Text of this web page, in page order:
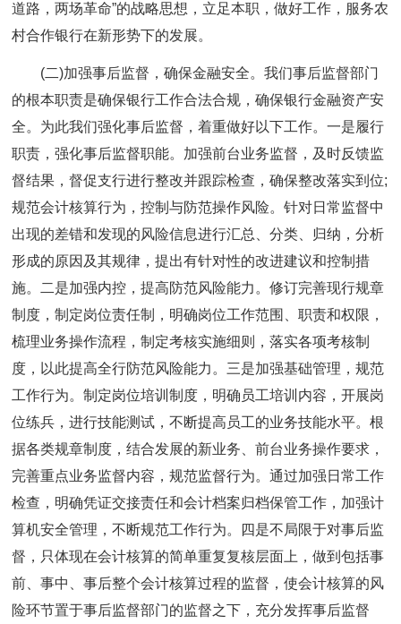
道路，两场革命”的战略思想，立足本职，做好工作，服务农
村合作银行在新形势下的发展。
(二)加强事后监督，确保金融安全。我们事后监督部门
的根本职责是确保银行工作合法合规，确保银行金融资产安
全。为此我们强化事后监督，着重做好以下工作。一是履行
职责，强化事后监督职能。加强前台业务监督，及时反馈监
督结果，督促支行进行整改并跟踪检查，确保整改落实到位;
规范会计核算行为，控制与防范操作风险。针对日常监督中
出现的差错和发现的风险信息进行汇总、分类、归纳，分析
形成的原因及其规律，提出有针对性的改进建议和控制措
施。二是加强内控，提高防范风险能力。修订完善现行规章
制度，制定岗位责任制，明确岗位工作范围、职责和权限，
梳理业务操作流程，制定考核实施细则，落实各项考核制
度，以此提高全行防范风险能力。三是加强基础管理，规范
工作行为。制定岗位培训制度，明确员工培训内容，开展岗
位练兵，进行技能测试，不断提高员工的业务技能水平。根
据各类规章制度，结合发展的新业务、前台业务操作要求，
完善重点业务监督内容，规范监督行为。通过加强日常工作
检查，明确凭证交接责任和会计档案归档保管工作，加强计
算机安全管理，不断规范工作行为。四是不局限于对事后监
督，只体现在会计核算的简单重复复核层面上，做到包括事
前、事中、事后整个会计核算过程的监督，使会计核算的风
险环节置于事后监督部门的监督之下，充分发挥事后监督